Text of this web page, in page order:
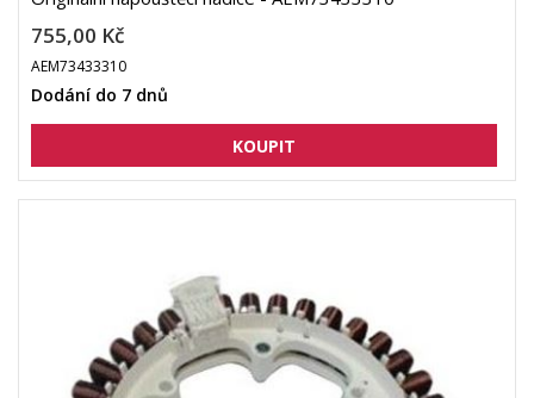
755,00 Kč
AEM73433310
Dodání do 7 dnů